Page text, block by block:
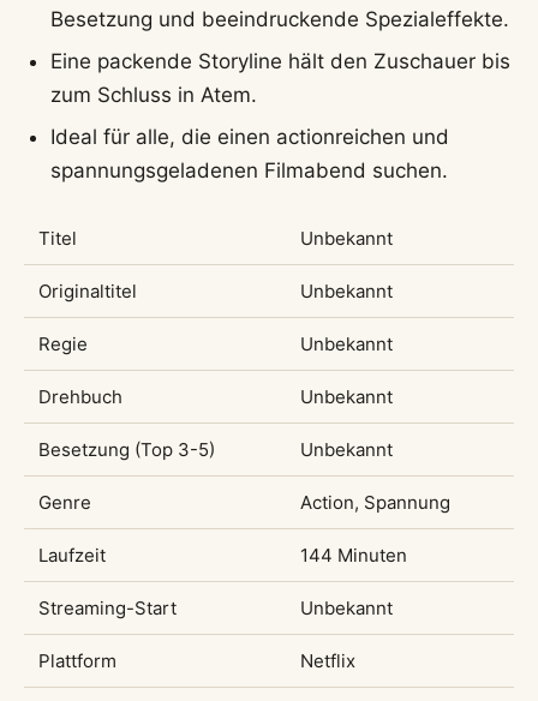
Besetzung und beeindruckende Spezialeffekte.
Eine packende Storyline hält den Zuschauer bis
zum Schluss in Atem.
Ideal für alle, die einen actionreichen und
spannungsgeladenen Filmabend suchen.
Titel Unbekannt
Originaltitel Unbekannt
Regie Unbekannt
Drehbuch Unbekannt
Besetzung (Top 3-5) Unbekannt
Genre Action, Spannung
Laufzeit 144 Minuten
Streaming-Start Unbekannt
Plattform Netflix